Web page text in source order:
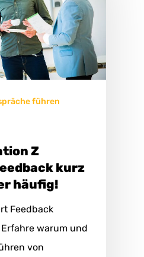
führen
Z
kurz
häufig!
Feedback
warum und
von